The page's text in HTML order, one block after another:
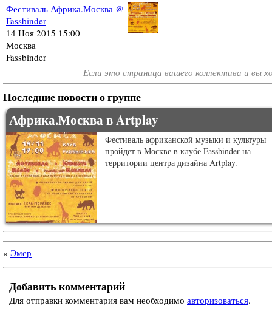
Фестиваль Африка.Москва @
Fassbinder
14 Ноя 2015 15:00
Москва
Fassbinder
Если это страница вашего коллектива и
Последние новости о группе
Африка.Москва в Artplay
Фестиваль африканской музыки и культуры
пройдет в Москве в клубе Fassbinder на
территории центра дизайна Artplay.
« Эмер
Добавить комментарий
Для отправки комментария вам необходимо авторизоваться.